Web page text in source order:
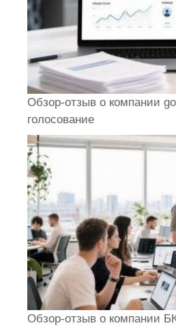
Обзор-отзыв о компании
голосование
Обзор-отзыв о компании